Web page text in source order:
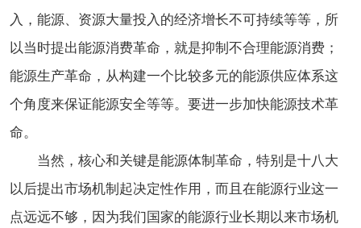
入，能源、资源大量投入的经济增长不可持续等等，所
以当时提出能源消费革命，就是抑制不合理能源消费；
能源生产革命，从构建一个比较多元的能源供应体系这
个角度来保证能源安全等等。要进一步加快能源技术革
命。
当然，核心和关键是能源体制革命，特别是十八大
以后提出市场机制起决定性作用，而且在能源行业这一
点远远不够，因为我们国家的能源行业长期以来市场机